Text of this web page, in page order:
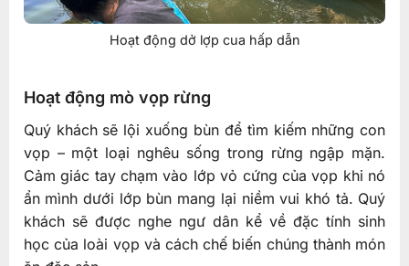
Hoạt động dở lợp cua hấp dẫn
Hoạt động mò vọp rừng
Quý khách sẽ lội xuống bùn để tìm kiếm những con
vọp – một loại nghêu sống trong rừng ngập mặn.
Cảm giác tay chạm vào lớp vỏ cứng của vọp khi nó
ẩn mình dưới lớp bùn mang lại niềm vui khó tả. Quý
khách sẽ được nghe ngư dân kể về đặc tính sinh
học của loài vọp và cách chế biến chúng thành món